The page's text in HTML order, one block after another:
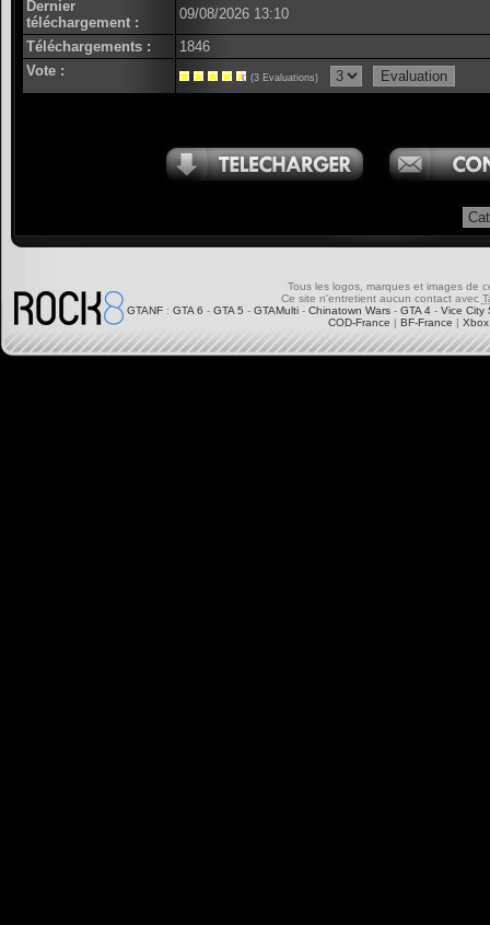
Dernier
téléchargement :
09/08/2026 13:10
Téléchargements :
1846
Vote :
(3 Evaluations)
Tous les logos, marques et images de
Ce site n'entretient aucun contact avec
GTANF : GTA 6 - GTA 5 - GTAMulti - Chinatown Wars - GTA 4 - Vice City
COD-France | BF-France |